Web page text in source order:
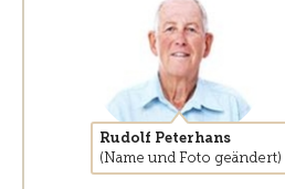
Rudolf Peterhans
(Name und Foto geändert)